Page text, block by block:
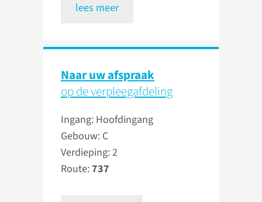
lees meer
Naar uw afspraak
op de verpleegafdeling
Ingang: Hoofdingang
Gebouw: C
Verdieping: 2
Route:737